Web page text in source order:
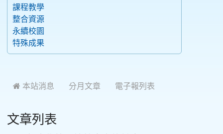
課程教學
整合資源
永續校園
特殊成果
 本站消息 分月文章 電子報列表
文章列表